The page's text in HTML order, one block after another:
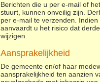
Berichten die u per e-mail of
stuurt, kunnen onveilig zijn.
per e-mail te verzenden.
aanvaardt u het risico dat
wijzigen.
Aansprakelijkheid
De gemeente en/of haar
aansprakelijkheid ten aanzien